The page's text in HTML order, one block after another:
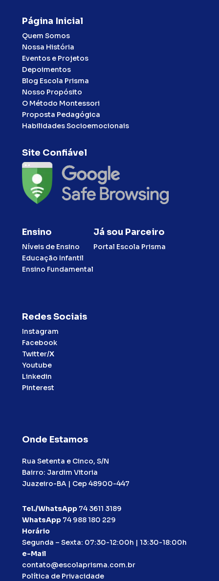
Página Inicial
Quem Somos
Nossa História
Eventos e Projetos
Depoimentos
Blog Escola Prisma
Nosso Propósito
O Método Montessori
Proposta Pedagógica
Habilidades Socioemocionais
Site Confiável
Ensino
Níveis de Ensino
Educação Infantil
Ensino Fundamental
Já sou Parceiro
Portal Escola Prisma
Redes Sociais
Instagram
Facebook
Twitter/X
Youtube
Linkedin
Pinterest
Onde Estamos
Rua Setenta e Cinco, S/N
Bairro: Jardim Vitoria
Juazeiro-BA | Cep 48900-447
Tel./WhatsApp 74 3611 3189
WhatsApp 74 988 180 229
Horário
Segunda – Sexta: 07:30-12:00h | 13:30-18:00h
e-Mail
contato@escolaprisma.com.br
Política de Privacidade